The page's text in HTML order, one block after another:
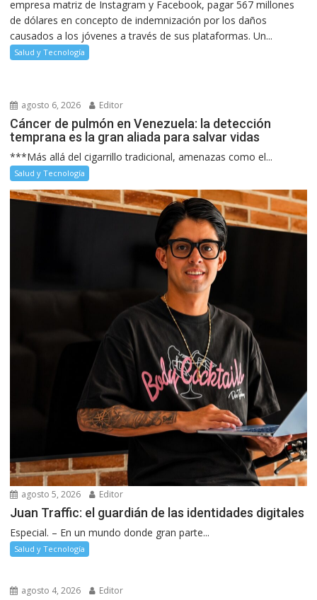
empresa matriz de Instagram y Facebook, pagar 567 millones
de dólares en concepto de indemnización por los daños
causados a los jóvenes a través de sus plataformas. Un...
Salud y Tecnología
agosto 6, 2026 Editor
Cáncer de pulmón en Venezuela: la detección
temprana es la gran aliada para salvar vidas
***Más allá del cigarrillo tradicional, amenazas como el...
Salud y Tecnología
agosto 5, 2026 Editor
Juan Traffic: el guardián de las identidades digitales
Especial. – En un mundo donde gran parte...
Salud y Tecnología
agosto 4, 2026 Editor